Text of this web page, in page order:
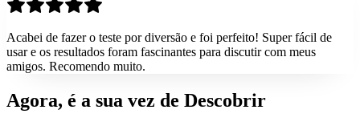
Acabei de fazer o teste por diversão e foi perfeito! Super fácil de
usar e os resultados foram fascinantes para discutir com meus
amigos. Recomendo muito.
Agora, é a sua vez de Descobrir